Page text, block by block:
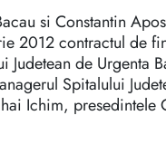
si Constantin
2012 contractul de
de Urgenta
Spitalului
Ichim,